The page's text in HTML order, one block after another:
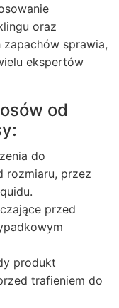
oraz
sprawia,
ekspertów
od
do
rozmiaru, przez
przed
produkt
trafieniem do